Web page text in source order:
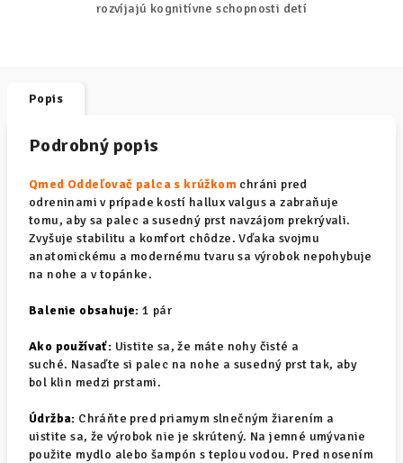
rozvíjajú kognitívne schopnosti detí
Popis
Podrobný popis
Qmed Oddeľovač palca s krúžkom chráni pred
odreninami v prípade kostí hallux valgus a zabraňuje
tomu, aby sa palec a susedný prst navzájom prekrývali.
Zvyšuje stabilitu a komfort chôdze. Vďaka svojmu
anatomickému a modernému tvaru sa výrobok nepohybuje
na nohe a v topánke.
Balenie obsahuje: 1 pár
Ako používať: Uistite sa, že máte nohy čisté a
suché. Nasaďte si palec na nohe a susedný prst tak, aby
bol klin medzi prstami.
Údržba: Chráňte pred priamym slnečným žiarením a
uistite sa, že výrobok nie je skrútený. Na jemné umývanie
použite mydlo alebo šampón s teplou vodou. Pred nosením